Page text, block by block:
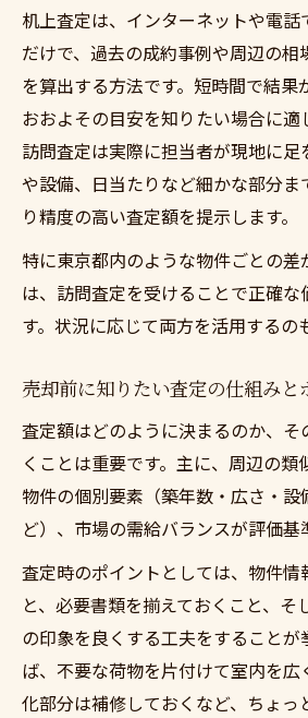
机上査定は、インターネットや電話
だけで、過去の成約事例や周辺の
を算出する方法です。短時間で結果
おおよその目安を知りたい場合に適
訪問査定は実際に担当者が現地に
や設備、日当たりなど細かな部分ま
り精度の高い査定額を提示します。
特に東京都内のような物件ごとの差
は、訪問査定を受けることで正確な
す。状況に応じて両方を活用するの
売却前に知りたい査定の仕組みと
査定額はどのように決まるのか、そ
くことは重要です。主に、周辺の類
物件の個別要素（築年数・広さ・設
ど）、市場の需給バランスが評価基
査定時のポイントとしては、物件情
と、必要書類を揃えておくこと、そ
の印象を良くする工夫をすることが
ば、不要な荷物を片付けて室内を
化部分は補修しておくなど、ちょっ